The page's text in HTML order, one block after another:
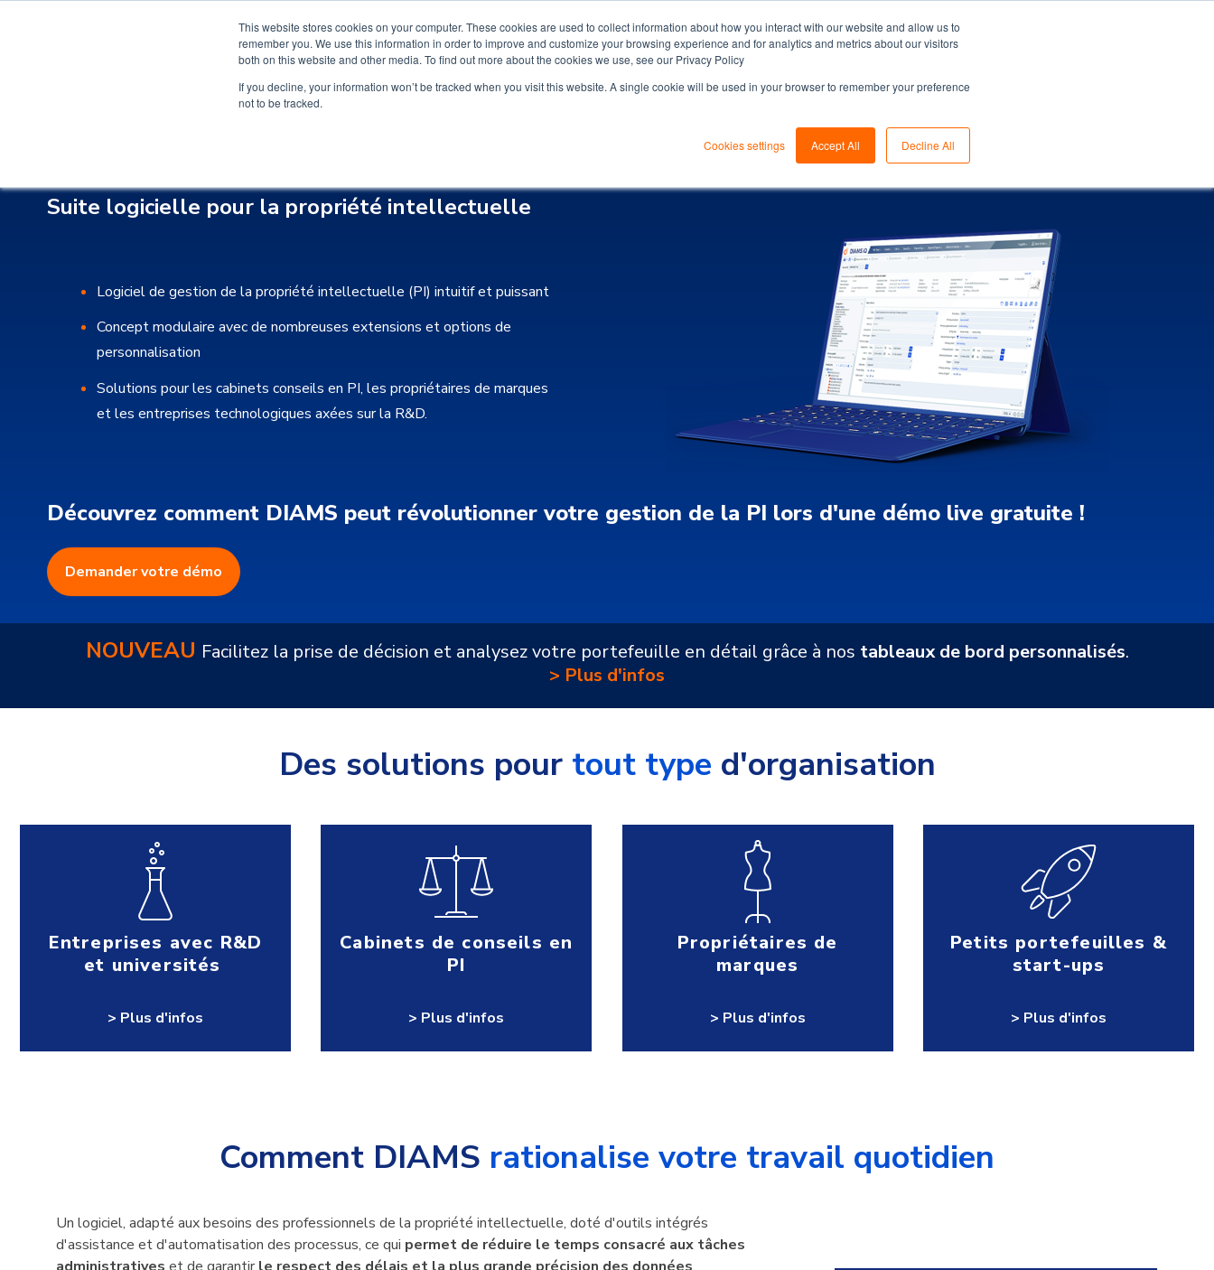
This website stores cookies on your computer. These cookies are used to collect information about how you interact with our website and allow us to
remember you. We use this information in order to improve and customize your browsing experience and for analytics and metrics about our visitors
both on this website and other media. To find out more about the cookies we use, see our Privacy Policy
If you decline, your information won’t be tracked when you visit this website. A single cookie will be used in your browser to remember your preference
not to be tracked.
Cookies settings Accept All Decline All
Suite logicielle pour la propriété intellectuelle
Logiciel de gestion de la propriété intellectuelle (PI) intuitif et puissant
Concept modulaire avec de nombreuses extensions et options de
personnalisation
Solutions pour les cabinets conseils en PI, les propriétaires de marques
et les entreprises technologiques axées sur la R&D.
Découvrez comment DIAMS peut révolutionner votre gestion de la PI lors d'une démo live gratuite !
Demander votre démo
NOUVEAU Facilitez la prise de décision et analysez votre portefeuille en détail grâce à nos tableaux de bord personnalisés.
> Plus d'infos
Des solutions pour tout type d'organisation
Entreprises avec R&D
et universités
> Plus d'infos
Cabinets de conseils en
PI
> Plus d'infos
Propriétaires de
marques
> Plus d'infos
Petits portefeuilles &
start-ups
> Plus d'infos
Comment DIAMS rationalise votre travail quotidien
Un logiciel, adapté aux besoins des professionnels de la propriété intellectuelle, doté d'outils intégrés
d'assistance et d'automatisation des processus, ce qui permet de réduire le temps consacré aux tâches